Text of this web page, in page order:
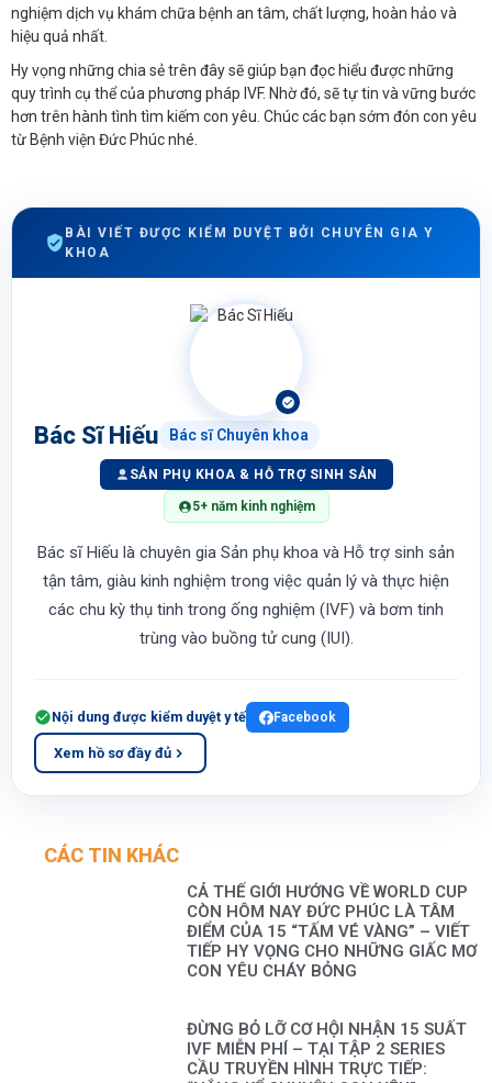
nghiệm dịch vụ khám chữa bệnh an tâm, chất lượng, hoàn hảo và
hiệu quả nhất.
Hy vọng những chia sẻ trên đây sẽ giúp bạn đọc hiểu được những
quy trình cụ thể của phương pháp IVF. Nhờ đó, sẽ tự tin và vững bước
hơn trên hành tình tìm kiếm con yêu. Chúc các bạn sớm đón con yêu
từ Bệnh viện Đức Phúc nhé.
BÀI VIẾT ĐƯỢC KIỂM DUYỆT BỞI CHUYÊN GIA Y
KHOA
Bác Sĩ Hiếu Bác sĩ Chuyên khoa
SẢN PHỤ KHOA & HỖ TRỢ SINH SẢN
5+ năm kinh nghiệm
Bác sĩ Hiếu là chuyên gia Sản phụ khoa và Hỗ trợ sinh sản
tận tâm, giàu kinh nghiệm trong việc quản lý và thực hiện
các chu kỳ thụ tinh trong ống nghiệm (IVF) và bơm tinh
trùng vào buồng tử cung (IUI).
Nội dung được kiểm duyệt y tế Facebook
Xem hồ sơ đầy đủ
CÁC TIN KHÁC
CẢ THẾ GIỚI HƯỚNG VỀ WORLD CUP
CÒN HÔM NAY ĐỨC PHÚC LÀ TÂM
ĐIỂM CỦA 15 “TẤM VÉ VÀNG” – VIẾT
TIẾP HY VỌNG CHO NHỮNG GIẤC MƠ
CON YÊU CHÁY BỎNG
ĐỪNG BỎ LỠ CƠ HỘI NHẬN 15 SUẤT
IVF MIỄN PHÍ – TẠI TẬP 2 SERIES
CẦU TRUYỀN HÌNH TRỰC TIẾP: